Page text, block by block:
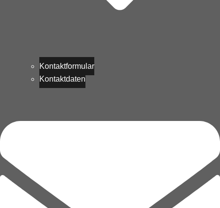
Kontaktformular
Kontaktdaten